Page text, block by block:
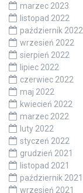
marzec 2023
listopad 2022
październik 2022
wrzesień 2022
sierpień 2022
lipiec 2022
czerwiec 2022
maj 2022
kwiecień 2022
marzec 2022
luty 2022
styczeń 2022
grudzień 2021
listopad 2021
październik 2021
wrzesień 2021